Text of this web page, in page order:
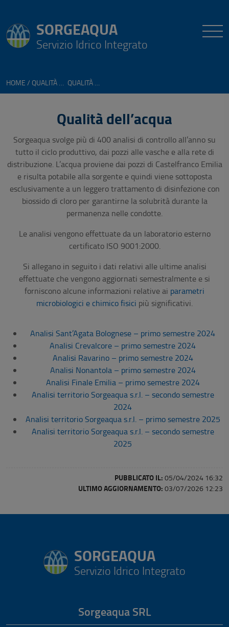
SORGEAQUA
Servizio Idrico Integrato
HOME
Qualità dell’acqua
Sorgeaqua svolge più di 400 analisi di controllo all’anno su
tutto il ciclo produttivo, dai pozzi alle vasche e alla rete di
distribuzione. L’acqua proviene dai pozzi di Castelfranco Emilia
e risulta potabile alla sorgente e quindi viene sottoposta
esclusivamente a un leggero trattamento di disinfezione con
biossido di cloro per garantirne la solubrità durante la
permanenza nelle condotte.
Le analisi vengono effettuate da un laboratorio esterno
certificato ISO 9001:2000.
Si allegano in seguito i dati relativi alle ultime analisi
effettuate che vengono aggiornati semestralmente e si
forniscono alcune informazioni relative ai parametri
microbiologici e chimico fisici più significativi.
Analisi Sant’Agata Bolognese – primo semestre 2024
Analisi Crevalcore – primo semestre 2024
Analisi Ravarino – primo semestre 2024
Analisi Nonantola – primo semestre 2024
Analisi Finale Emilia – primo semestre 2024
Analisi territorio Sorgeaqua s.r.l. – secondo semestre
2024
Analisi territorio Sorgeaqua s.r.l. – primo semestre 2025
Analisi territorio Sorgeaqua s.r.l. – secondo semestre
2025
PUBBLICATO IL: 05/04/2024 16:32
ULTIMO AGGIORNAMENTO: 03/07/2026 12:23
SORGEAQUA
Servizio Idrico Integrato
Sorgeaqua SRL